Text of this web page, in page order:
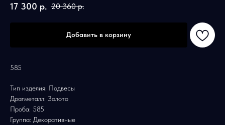
17 300 р. 20 360 р.
Добавить в корзину
585
Тип изделия: Подвесы
Драгметалл: Золото
Проба: 585
Группа: Декоративные